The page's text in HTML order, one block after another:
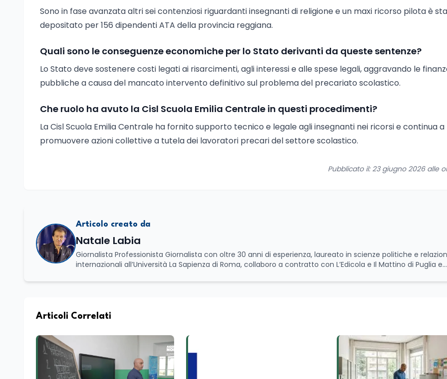
Sono in fase avanzata altri sei contenziosi riguardanti insegnanti di religione e un maxi ricorso pilota è
depositato per 156 dipendenti ATA della provincia reggiana.
Quali sono le conseguenze economiche per lo Stato derivanti da queste sentenze?
Lo Stato deve sostenere costi legati ai risarcimenti, agli interessi e alle spese legali, aggravando le
pubbliche a causa del mancato intervento definitivo sul problema del precariato scolastico.
Che ruolo ha avuto la Cisl Scuola Emilia Centrale in questi procedimenti?
La Cisl Scuola Emilia Centrale ha fornito supporto tecnico e legale agli insegnanti nei ricorsi e continua a
promuovere azioni collettive a tutela dei lavoratori precari del settore scolastico.
Pubblicato il: 23 giugno 2026 alle
Articolo creato da
Natale Labia
Giornalista Professionista Giornalista con oltre 30 anni di esperienza, laureato in scienze politiche e
internazionali all’Università La Sapienza di Roma, collaboro a contratto con L’Edicola e Il Mattino di Puglia e
dell’Istruzione. In particolare, scrivendo delle attività istituzionali con un focus sia sulle iniziative e sui
unico di Italialab srl con cui curo uffici stampa pubblici e privati e sviluppo programmi di valorizzazione
scritto i volumi Il sindaco di Tutti, edito da Il Castello editore e Dal Rosso al Nero. Ho partecipato al volume
collettivo edito dalla Fondazione Tatarella e da Giubilei Regnani editore sui trent’anni dalla fondazione di
nazionale. Per tre legislature sono stato collaboratore parlamentare occupandomi di legge di bilancio e di
politiche agroalimentari con particolare riferimento all’export del Made in Italy e al contrasto dell’Italian
collaborando con le Camera di commercio italiane all’estero. Appassionato di storia, di sociologia e di
Articoli Correlati